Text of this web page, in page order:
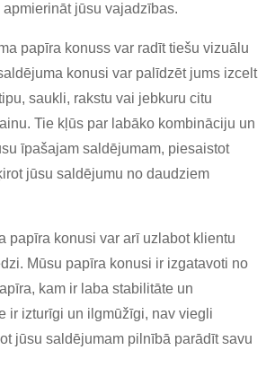
jūsu vajadzības.
papīra konuss var radīt tiešu vizuālu
konusi var palīdzēt jums izcelt
saukli, rakstu vai jebkuru citu
Tie kļūs par labāko kombināciju un
īpašajam saldējumam, piesaistot
jūsu saldējumu no daudziem
papīra konusi var arī uzlabot klientu
Mūsu papīra konusi ir izgatavoti no
kam ir laba stabilitāte un
ir izturīgi un ilgmūžīgi, nav viegli
jūsu saldējumam pilnībā parādīt savu